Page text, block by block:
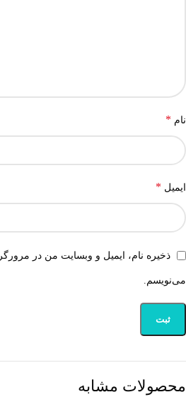
نام *
ایمیل *
ذخیره نام، ایمیل و وبسایت من در
می‌نویسم.
محصولات مشابه